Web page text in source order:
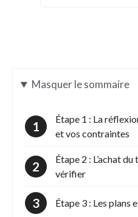
Masquerle sommaire
Étape 1 : La
et vos contraintes
Étape 2 : L’achat
vérifier
Étape 3 : Les plans